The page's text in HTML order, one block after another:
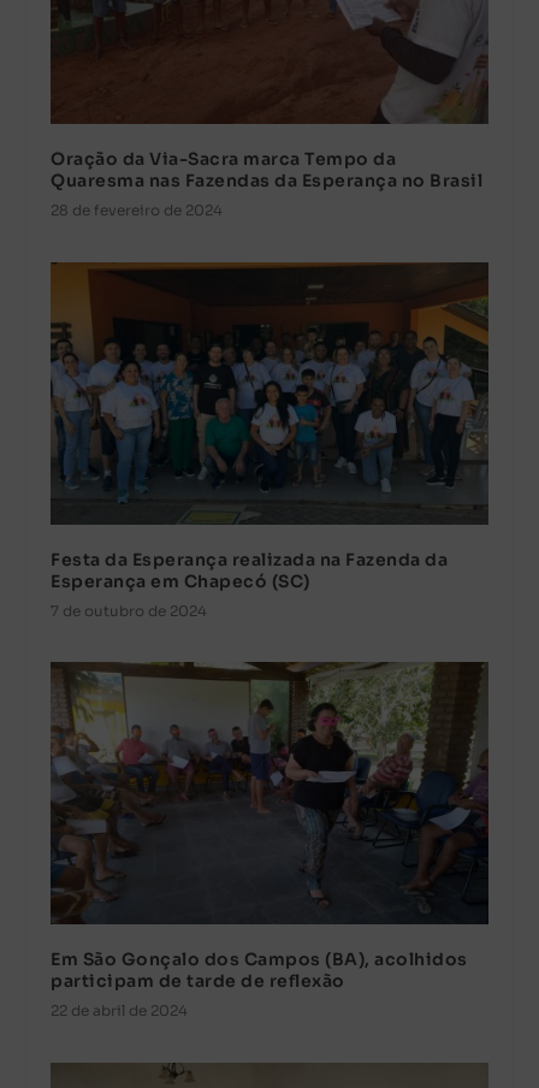
Oração da Via-Sacra marca Tempo da
Quaresma nas Fazendas da Esperança no Brasil
28 de fevereiro de 2024
Festa da Esperança realizada na Fazenda da
Esperança em Chapecó (SC)
7 de outubro de 2024
Em São Gonçalo dos Campos (BA), acolhidos
participam de tarde de reflexão
22 de abril de 2024